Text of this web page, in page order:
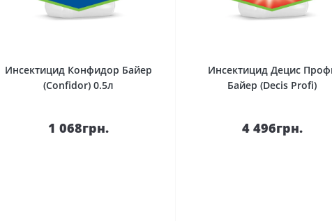
Инсектицид Конфидор Байер
(Confidor) 0.5л
1 068грн.
Инсектицид Децис
Байер (Decis Profi)
4 496грн.